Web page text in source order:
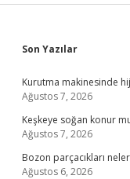
Sidebar
Son Yazılar
Kurutma makinesinde
Ağustos 7, 2026
Keşkeye soğan konur
Ağustos 7, 2026
Bozon parçacıkları
Ağustos 6, 2026